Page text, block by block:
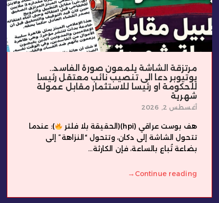
مرتزقة الشاشة يلمعون صورة الفاسد..
يوتيوبر دعا الى تنصيب نائب معتقل رئيسا
للحكومة او رئيسا للاستثمار مقابل عمولة
شهرية
أغسطس 2, 2026
هف بوست عراقي (hpi)(الحقيقة بلا فلتر
): عندما
تتحول الشاشة إلى دكان، وتتحول “النزاهة” إلى
بضاعة تُباع بالساعة، فإن الكارثة...
Continue reading
→